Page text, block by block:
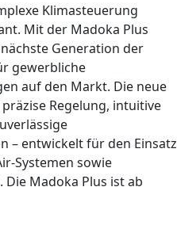
Klimasteuerung
Mit der Madoka Plus
Generation der
gewerbliche
auf den Markt. Die neue
Regelung, intuitive
– entwickelt für den Einsatz
Systemen sowie
Madoka Plus ist ab